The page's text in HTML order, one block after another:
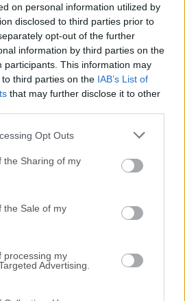
on personal information utilized by
disclosed to third parties prior to
opt-out of the further
information by third parties on the
participants. This information may
third parties on the IAB’s List of
that may further disclose it to other
Opt Outs
the Sharing of my
the Sale of my
processing my
Advertising.
sin costo alguno.
ti
o idea que desees compartir
a nuestrapágina de contactoy
tu opinión!